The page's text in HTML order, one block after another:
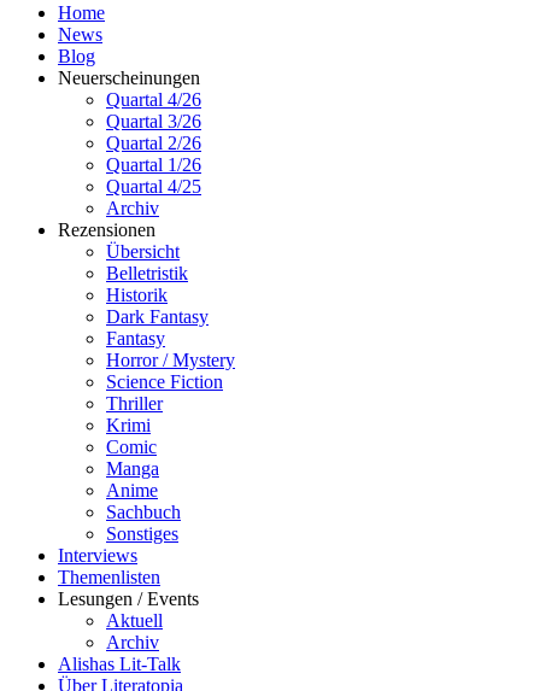
Home
News
Blog
Neuerscheinungen
Quartal 4/26
Quartal 3/26
Quartal 2/26
Quartal 1/26
Quartal 4/25
Archiv
Rezensionen
Übersicht
Belletristik
Historik
Dark Fantasy
Fantasy
Horror / Mystery
Science Fiction
Thriller
Krimi
Comic
Manga
Anime
Sachbuch
Sonstiges
Interviews
Themenlisten
Lesungen / Events
Aktuell
Archiv
Alishas Lit-Talk
Über Literatopia